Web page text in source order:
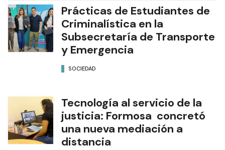
Prácticas de Estudiantes de
Criminalística en la
Subsecretaría de Transporte
y Emergencia
SOCIEDAD
Tecnología al servicio de la
justicia: Formosa concretó
una nueva mediación a
distancia